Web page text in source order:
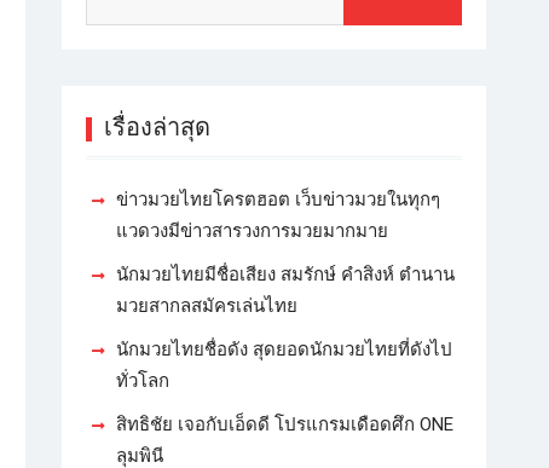
เรื่องล่าสุด
ข่าวมวยไทยโครตฮอต เว็บข่าวมวยในทุกๆ
แวดวงมีข่าวสารวงการมวยมากมาย
นักมวยไทยมีชื่อเสียง สมรักษ์ คำสิงห์ ตำนาน
มวยสากลสมัครเล่นไทย
นักมวยไทยชื่อดัง สุดยอดนักมวยไทยที่ดังไป
ทั่วโลก
สิทธิชัย เจอกับเอ็ดดี โปรแกรมเดือดศึก ONE
ลุมพินี